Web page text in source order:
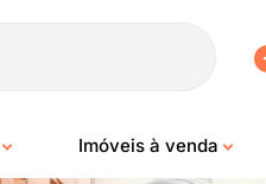
Imóveis à venda